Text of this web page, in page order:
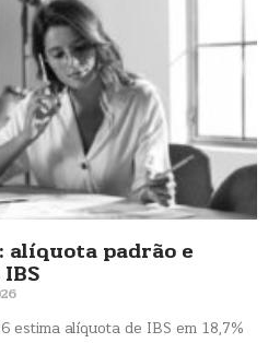
padrão e
estima alíquota de IBS em 18,7%